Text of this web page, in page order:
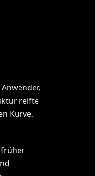
reifte
Kurve,
früher